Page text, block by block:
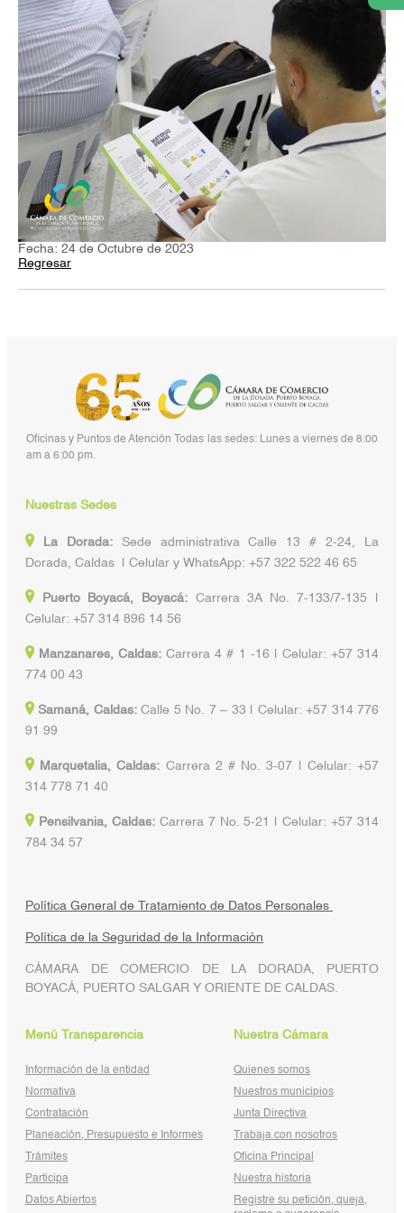
Fecha: 24 de Octubre de 2023
Regresar
Oficinas y Puntos de Atención Todas las sedes: Lunes a viernes de 8:00
am a 6:00 pm.
Nuestras Sedes
La Dorada:Sede administrativa Calle 13 # 2-24, La
Dorada, Caldas | Celular y WhatsApp: +57 322 522 46 65
Puerto Boyacá, Boyacá:Carrera 3A No. 7-133/7-135 |
Celular: +57 314 896 14 56
Manzanares, Caldas: Carrera 4 # 1 -16 | Celular: +57 314
774 00 43
Samaná, Caldas:Calle 5 No. 7 – 33 | Celular: +57 314 776
91 99
Marquetalia, Caldas: Carrera 2 # No. 3-07 | Celular: +57
314 778 71 40
Pensilvania, Caldas:Carrera 7 No. 5-21 | Celular: +57 314
784 34 57
Política General de Tratamiento de Datos Personales
Política de la Seguridad de la Información
CÁMARA DE COMERCIO DE LA DORADA, PUERTO
BOYACÁ, PUERTO SALGAR Y ORIENTE DE CALDAS.
Menú Transparencia
Información de la entidad
Normativa
Contratación
Planeación, Presupuesto e Informes
Trámites
Participa
Datos Abiertos
Nuestra Cámara
Quienes somos
Nuestros municipios
Junta Directiva
Trabaja con nosotros
Oficina Principal
Nuestra historia
Registre su petición, queja,